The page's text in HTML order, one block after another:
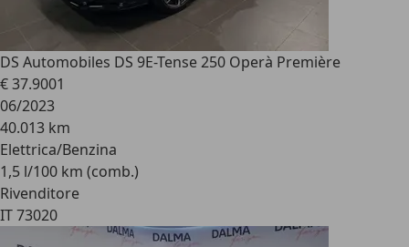
DS Automobiles DS 9E-Tense 250 Operà Première
€ 37.9001
06/2023
40.013 km
Elettrica/Benzina
1,5 l/100 km (comb.)
Rivenditore
IT 73020